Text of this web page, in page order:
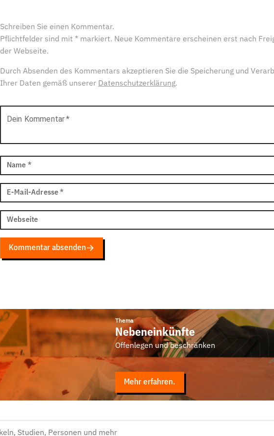
Schreiben Sie einen Kommentar.
Pflichtfelder sind mit * markiert. Neue Kommentare erscheinen erst nach
der Webseite.
Durch Absenden des Kommentars akzeptieren Sie die Speicherung und
Ihrer Daten gemäß unserer Datenschutzerklärung.
Dein Kommentar*
Name *
E-Mail-Adresse *
Webseite
Kommentar absenden
Thema
Nebeneinkünfte
Offenlegen und beschränken
Mehr erfahren.